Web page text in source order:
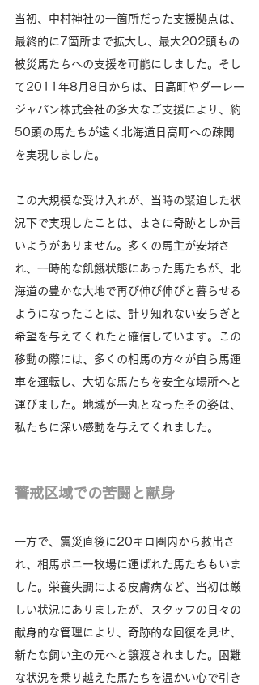
当初、中村神社の一箇所だった支援拠点は、
最終的に7箇所まで拡大し、最大202頭もの
被災馬たちへの支援を可能にしました。そし
て2011年8月8日からは、日高町やダーレー
ジャパン株式会社の多大なご支援により、約
50頭の馬たちが遠く北海道日高町への疎開
を実現しました。
この大規模な受け入れが、当時の緊迫した状
況下で実現したことは、まさに奇跡としか言
いようがありません。多くの馬主が安堵さ
れ、一時的な飢餓状態にあった馬たちが、北
海道の豊かな大地で再び伸び伸びと暮らせる
ようになったことは、計り知れない安らぎと
希望を与えてくれたと確信しています。この
移動の際には、多くの相馬の方々が自ら馬運
車を運転し、大切な馬たちを安全な場所へと
運びました。地域が一丸となったその姿は、
私たちに深い感動を与えてくれました。
警戒区域での苦闘と献身
一方で、震災直後に20キロ圏内から救出さ
れ、相馬ポニー牧場に運ばれた馬たちもいま
した。栄養失調による皮膚病など、当初は厳
しい状況にありましたが、スタッフの日々の
献身的な管理により、奇跡的な回復を見せ、
新たな飼い主の元へと譲渡されました。困難
な状況を乗り越えた馬たちを温かい心で引き